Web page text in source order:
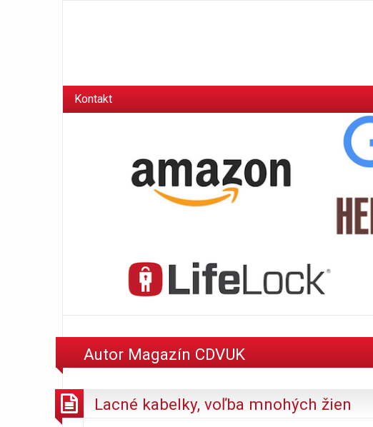
Kontakt
Autor Magazín CDVUK
Lacné kabelky, voľba mnohých žien